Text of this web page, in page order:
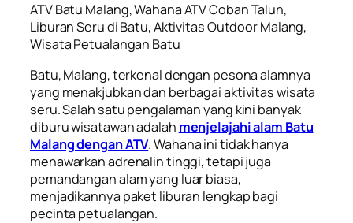
ATV Batu Malang, Wahana ATV Coban Talun,
Liburan Seru di Batu, Aktivitas Outdoor Malang,
Wisata Petualangan Batu
Batu, Malang, terkenal dengan pesona alamnya
yang menakjubkan dan berbagai aktivitas wisata
seru. Salah satu pengalaman yang kini banyak
diburu wisatawan adalah menjelajahi alam Batu
Malang dengan ATV. Wahana ini tidak hanya
menawarkan adrenalin tinggi, tetapi juga
pemandangan alam yang luar biasa,
menjadikannya paket liburan lengkap bagi
pecinta petualangan.